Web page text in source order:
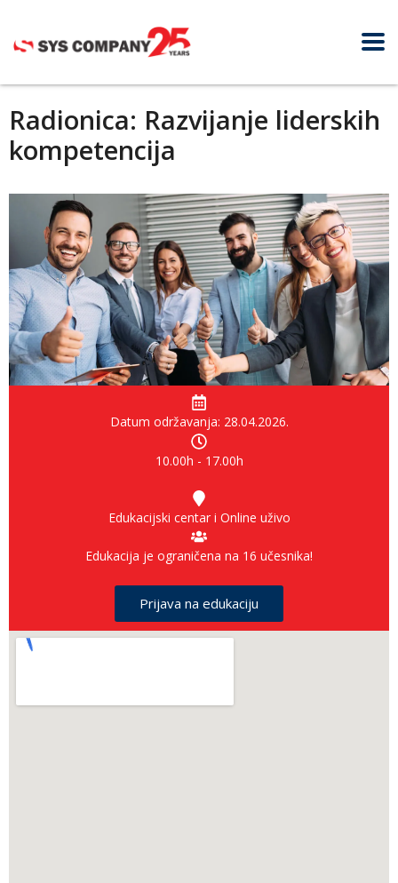
Radionica: Razvijanje liderskih
kompetencija
Datum održavanja: 28.04.2026.
10.00h - 17.00h
Edukacijski centar i Online uživo
Edukacija je ograničena na 16 učesnika!
Prijava na edukaciju